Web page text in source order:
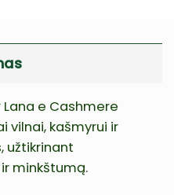
e Cashmere
vilnai, kašmyrui ir
užtikrinant
minkštumą.